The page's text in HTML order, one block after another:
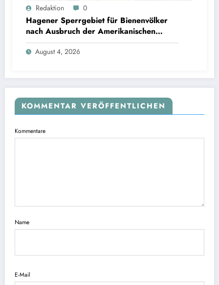
Redaktion 0
Hagener Sperrgebiet für Bienenvölker
nach Ausbruch der Amerikanischen
Faulbrut aufgehoben
August 4, 2026
KOMMENTAR VERÖFFENTLICHEN
Kommentare
Name
E-Mail